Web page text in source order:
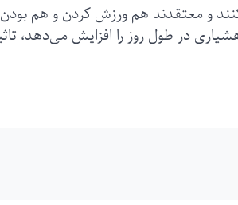
و معتقدند هم ورزش کردن و هم
در طول روز را افزایش می‌دهد،